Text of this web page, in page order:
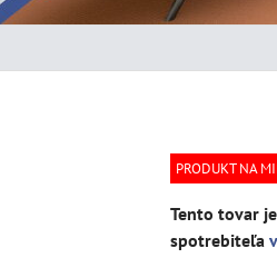
PRODUKT NA
Tento tovar
spotrebiteľa